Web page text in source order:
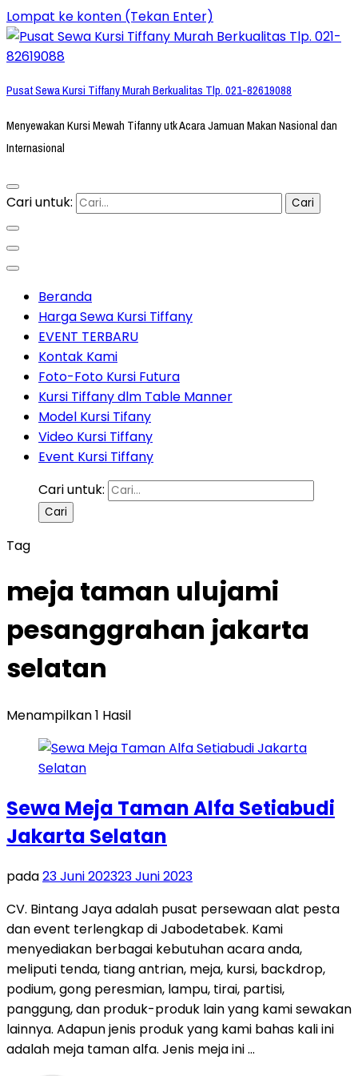
Lompat ke konten (Tekan Enter)
Pusat Sewa Kursi Tiffany Murah Berkualitas Tlp. 021-82619088
Menyewakan Kursi Mewah Tifanny utk Acara Jamuan Makan Nasional dan
Internasional
Cari untuk:
Beranda
Harga Sewa Kursi Tiffany
EVENT TERBARU
Kontak Kami
Foto-Foto Kursi Futura
Kursi Tiffany dlm Table Manner
Model Kursi Tifany
Video Kursi Tiffany
Event Kursi Tiffany
Cari untuk:
Tag
meja taman ulujami
pesanggrahan jakarta
selatan
Menampilkan 1 Hasil
Sewa Meja Taman Alfa Setiabudi
Jakarta Selatan
pada23 Juni 202323 Juni 2023
CV. Bintang Jaya adalah pusat persewaan alat pesta
dan event terlengkap di Jabodetabek. Kami
menyediakan berbagai kebutuhan acara anda,
meliputi tenda, tiang antrian, meja, kursi, backdrop,
podium, gong peresmian, lampu, tirai, partisi,
panggung, dan produk-produk lain yang kami sewakan
lainnya. Adapun jenis produk yang kami bahas kali ini
adalah meja taman alfa. Jenis meja ini …